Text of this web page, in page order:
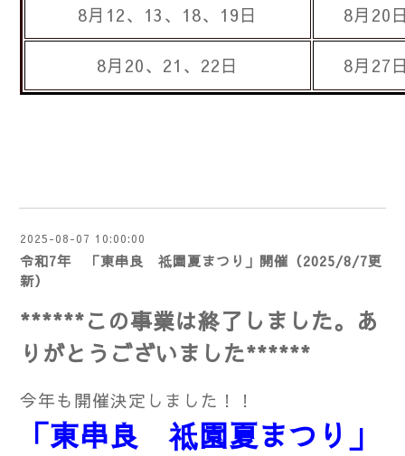
8月12、13、18、19日 8月20
8月20、21、22日 8月27
2025-08-07 10:00:00
令和7年 「東串良 祗園夏まつり」開催（2025/8/7更
新）
******この事業は終了しました。 あ
りがとうございました******
今年も開催決定しました！！
「東串良 祗園夏まつり」